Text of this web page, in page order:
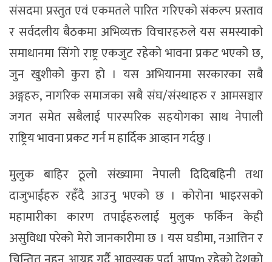
संसदमा प्रस्तुत एवं एकमतले पारित गरिएको संकल्प प्रस्ताव
र सर्वदलीय बैठकमा अभिव्यक्त विचारहरुले यस समस्याको
समाधानमा सिंगो राष्ट्र एकजुट रहेको भावना प्रकट भएको छ,
जुन खुशीको कुरा हो । यस अभियानमा सरकारका सबै
अङ्गहरु, नागरिक समाजका सबै संघ/संस्थाहरु र आमसञ्चार
जगत समेत सबैलाई पारस्परिक सहयोगका साथ नेपाली
राष्ट्रिय भावना प्रकट गर्न म हार्दिक आव्हान गर्दछु ।
मुलुक बाहिर ठूलो संख्यामा नेपाली दिदिबहिनी तथा
दाजुभाईहरु रहँदै आउनु भएको छ । कोरोना भाइरसको
महामारीका कारण तपाईहरुलाई मुलुक फर्किन केही
असुविधा परेको मेरो जानकारीमा छ । यस घडीमा, नआत्तिन र